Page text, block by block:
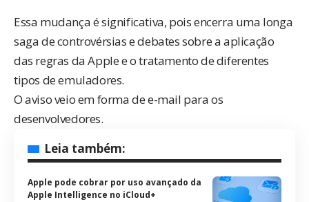
Essa mudança é significativa, pois encerra uma longa
saga de controvérsias e debates sobre a aplicação
das regras da Apple e o tratamento de diferentes
tipos de emuladores.
O aviso veio em forma de e-mail para os
desenvolvedores.
Leia também:
Apple pode cobrar por uso avançado da
Apple Intelligence no iCloud+